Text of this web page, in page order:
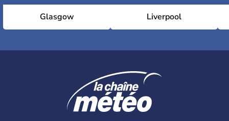
Glasgow Liverpool